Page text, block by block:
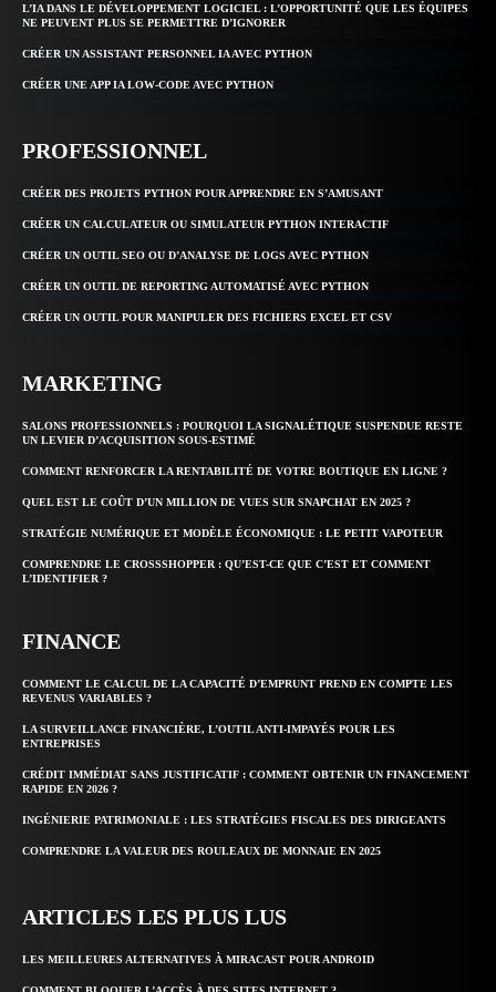
L’IA DANS LE DÉVELOPPEMENT LOGICIEL : L’OPPORTUNITÉ QUE LES ÉQUIPES
NE PEUVENT PLUS SE PERMETTRE D’IGNORER
CRÉER UN ASSISTANT PERSONNEL IA AVEC PYTHON
CRÉER UNE APP IA LOW-CODE AVEC PYTHON
PROFESSIONNEL
CRÉER DES PROJETS PYTHON POUR APPRENDRE EN S’AMUSANT
CRÉER UN CALCULATEUR OU SIMULATEUR PYTHON INTERACTIF
CRÉER UN OUTIL SEO OU D’ANALYSE DE LOGS AVEC PYTHON
CRÉER UN OUTIL DE REPORTING AUTOMATISÉ AVEC PYTHON
CRÉER UN OUTIL POUR MANIPULER DES FICHIERS EXCEL ET CSV
MARKETING
SALONS PROFESSIONNELS : POURQUOI LA SIGNALÉTIQUE SUSPENDUE RESTE
UN LEVIER D’ACQUISITION SOUS-ESTIMÉ
COMMENT RENFORCER LA RENTABILITÉ DE VOTRE BOUTIQUE EN LIGNE ?
QUEL EST LE COÛT D’UN MILLION DE VUES SUR SNAPCHAT EN 2025 ?
STRATÉGIE NUMÉRIQUE ET MODÈLE ÉCONOMIQUE : LE PETIT VAPOTEUR
COMPRENDRE LE CROSSSHOPPER : QU’EST-CE QUE C’EST ET COMMENT
L’IDENTIFIER ?
FINANCE
COMMENT LE CALCUL DE LA CAPACITÉ D’EMPRUNT PREND EN COMPTE LES
REVENUS VARIABLES ?
LA SURVEILLANCE FINANCIÈRE, L’OUTIL ANTI-IMPAYÉS POUR LES
ENTREPRISES
CRÉDIT IMMÉDIAT SANS JUSTIFICATIF : COMMENT OBTENIR UN FINANCEMENT
RAPIDE EN 2026 ?
INGÉNIERIE PATRIMONIALE : LES STRATÉGIES FISCALES DES DIRIGEANTS
COMPRENDRE LA VALEUR DES ROULEAUX DE MONNAIE EN 2025
ARTICLES LES PLUS LUS
LES MEILLEURES ALTERNATIVES À MIRACAST POUR ANDROID